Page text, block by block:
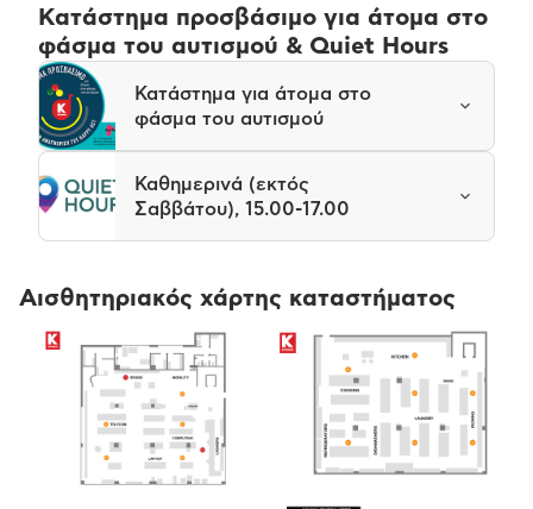
Κατάστημα προσβάσιμο για άτομα στο
φάσμα του αυτισμού & Quiet Hours
Κατάστημα για άτομα στο
φάσμα του αυτισμού
Καθημερινά (εκτός
Σαββάτου), 15.00-17.00
Αισθητηριακός χάρτης καταστήματος